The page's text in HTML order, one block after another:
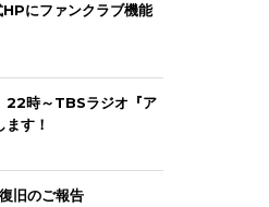
HPにファンクラブ機能
22時～TBSラジオ『ア
す！
旧のご報告